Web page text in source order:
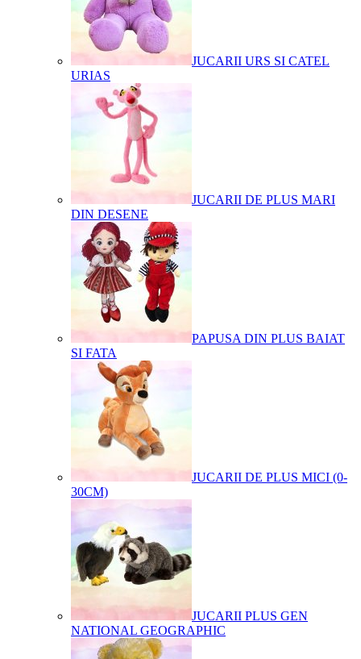
JUCARII URS SI CATEL
URIAS
JUCARII DE PLUS MARI
DIN DESENE
PAPUSA DIN PLUS BAIAT
SI FATA
JUCARII DE PLUS MICI (0-
30CM)
JUCARII PLUS GEN
NATIONAL GEOGRAPHIC